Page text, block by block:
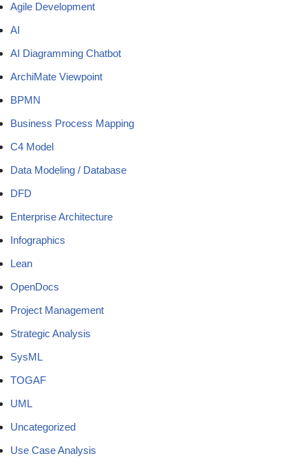
Agile Development
AI
AI Diagramming Chatbot
ArchiMate Viewpoint
BPMN
Business Process Mapping
C4 Model
Data Modeling / Database
DFD
Enterprise Architecture
Infographics
Lean
OpenDocs
Project Management
Strategic Analysis
SysML
TOGAF
UML
Uncategorized
Use Case Analysis